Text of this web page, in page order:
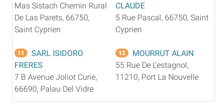
Mas Sistach Chemin Rural
De Las Parets, 66750,
Saint Cyprien
CLAUDE
5 Rue Pascal, 66750, Saint
Cyprien
11
SARL ISIDORO
FRERES
7 B Avenue Joliot Curie,
66690, Palau Del Vidre
12
MOURRUT ALAIN
55 Rue De L'estagnol,
11210, Port La Nouvelle